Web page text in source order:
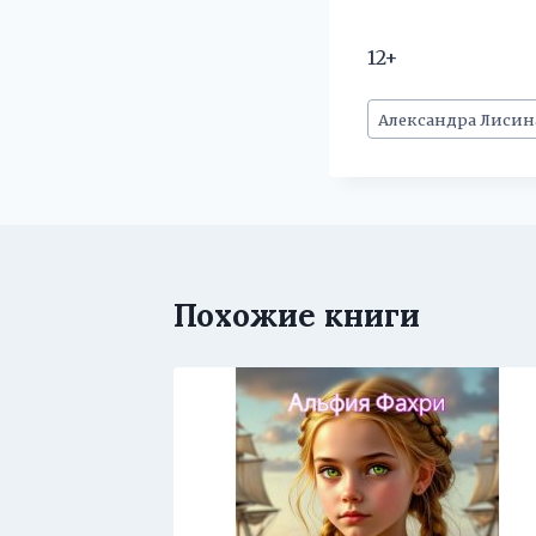
12+
Метки
записи:
Александра
Похожие книги